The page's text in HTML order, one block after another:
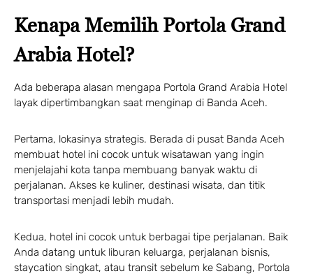
Kenapa Memilih Portola Grand
Arabia Hotel?
Ada beberapa alasan mengapa Portola Grand Arabia Hotel
layak dipertimbangkan saat menginap di Banda Aceh.
Pertama, lokasinya strategis. Berada di pusat Banda Aceh
membuat hotel ini cocok untuk wisatawan yang ingin
menjelajahi kota tanpa membuang banyak waktu di
perjalanan. Akses ke kuliner, destinasi wisata, dan titik
transportasi menjadi lebih mudah.
Kedua, hotel ini cocok untuk berbagai tipe perjalanan. Baik
Anda datang untuk liburan keluarga, perjalanan bisnis,
staycation singkat, atau transit sebelum ke Sabang, Portola